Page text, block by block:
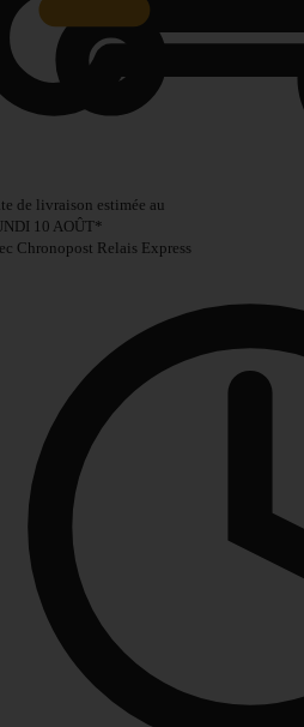
de livraison estimée au
10 AOÛT*
Chronopost Relais Express